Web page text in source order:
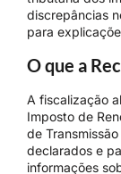
discrepâncias
para
O que a
A fiscalização
Imposto de
de
declarados e
informações